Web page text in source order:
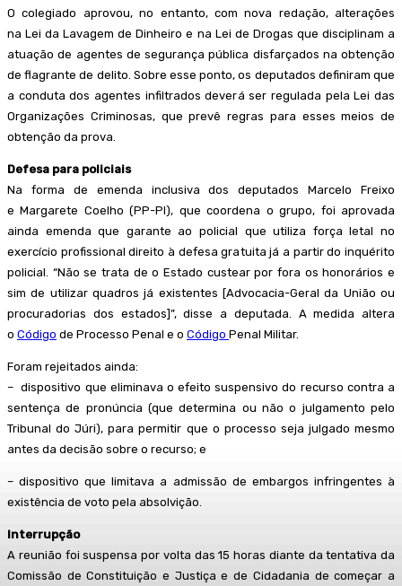
O colegiado aprovou, no entanto, com nova redação, alterações
na Lei da Lavagem de Dinheiro e na Lei de Drogas que disciplinam a
atuação de agentes de segurança pública disfarçados na obtenção
de flagrante de delito. Sobre esse ponto, os deputados definiram que
a conduta dos agentes infiltrados deverá ser regulada pela Lei das
Organizações Criminosas, que prevê regras para esses meios de
obtenção da prova.
Defesa para policiais
Na forma de emenda inclusiva dos deputados Marcelo Freixo
e Margarete Coelho (PP-PI), que coordena o grupo, foi aprovada
ainda emenda que garante ao policial que utiliza força letal no
exercício profissional direito à defesa gratuita já a partir do inquérito
policial. “Não se trata de o Estado custear por fora os honorários e
sim de utilizar quadros já existentes [Advocacia-Geral da União ou
procuradorias dos estados]”, disse a deputada. A medida altera
o Código de Processo Penal e o Código Penal Militar.
Foram rejeitados ainda:
– dispositivo que eliminava o efeito suspensivo do recurso contra a
sentença de pronúncia (que determina ou não o julgamento pelo
Tribunal do Júri), para permitir que o processo seja julgado mesmo
antes da decisão sobre o recurso; e
– dispositivo que limitava a admissão de embargos infringentes à
existência de voto pela absolvição.
Interrupção
A reunião foi suspensa por volta das 15 horas diante da tentativa da
Comissão de Constituição e Justiça e de Cidadania de começar a